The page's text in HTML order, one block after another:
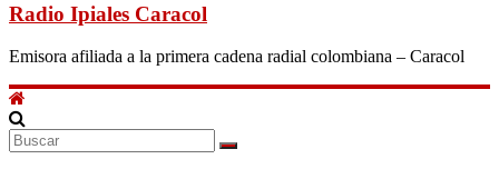
Radio Ipiales Caracol
Emisora afiliada a la primera cadena radial colombiana – Caracol